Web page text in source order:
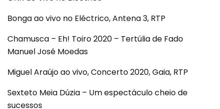
Bonga ao vivo no Eléctrico, Antena 3, RTP
Chamusca – Eh! Toiro 2020 – Tertúlia de Fado
Manuel José Moedas
Miguel Araújo ao vivo, Concerto 2020, Gaia, RTP
Sexteto Meia Dúzia – Um espectáculo cheio de
sucessos